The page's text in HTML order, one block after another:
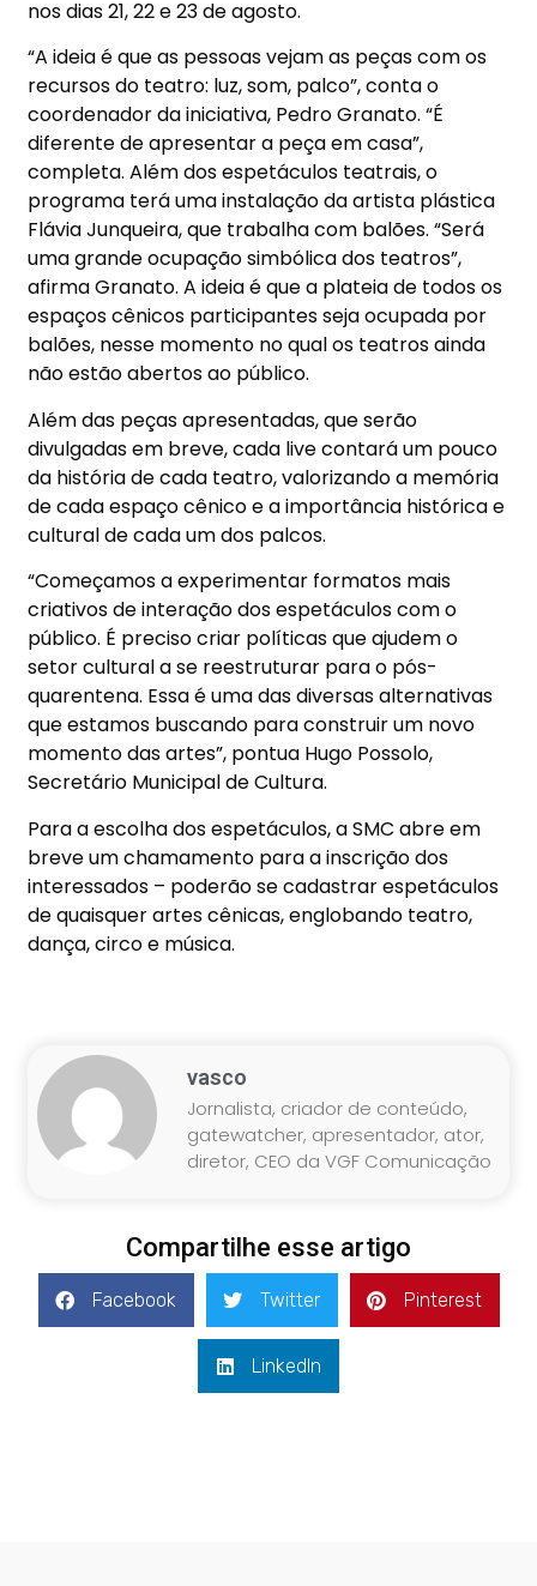
nos dias 21, 22 e 23 de agosto.
“A ideia é que as pessoas vejam as peças com os
recursos do teatro: luz, som, palco”, conta o
coordenador da iniciativa, Pedro Granato. “É
diferente de apresentar a peça em casa”,
completa. Além dos espetáculos teatrais, o
programa terá uma instalação da artista plástica
Flávia Junqueira, que trabalha com balões. “Será
uma grande ocupação simbólica dos teatros”,
afirma Granato. A ideia é que a plateia de todos os
espaços cênicos participantes seja ocupada por
balões, nesse momento no qual os teatros ainda
não estão abertos ao público.
Além das peças apresentadas, que serão
divulgadas em breve, cada live contará um pouco
da história de cada teatro, valorizando a memória
de cada espaço cênico e a importância histórica e
cultural de cada um dos palcos.
“Começamos a experimentar formatos mais
criativos de interação dos espetáculos com o
público. É preciso criar políticas que ajudem o
setor cultural a se reestruturar para o pós-
quarentena. Essa é uma das diversas alternativas
que estamos buscando para construir um novo
momento das artes”, pontua Hugo Possolo,
Secretário Municipal de Cultura.
Para a escolha dos espetáculos, a SMC abre em
breve um chamamento para a inscrição dos
interessados – poderão se cadastrar espetáculos
de quaisquer artes cênicas, englobando teatro,
dança, circo e música.
vasco
Jornalista, criador de conteúdo,
gatewatcher, apresentador, ator,
diretor, CEO da VGF Comunicação
Compartilhe esse artigo
Facebook Twitter Pinterest
LinkedIn